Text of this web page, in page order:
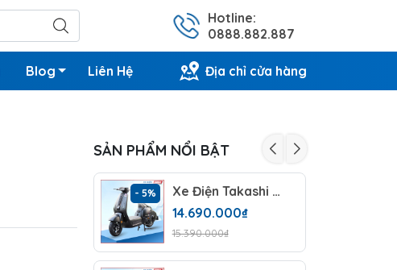
Hotline:
0888.882.887
Blog Liên Hệ Địa chỉ cửa hàng
SẢN PHẨM NỔI BẬT
- 5%
Xe Điện Takashi X2 Plus (60V-23Ah)
14.690.000₫
15.390.000₫